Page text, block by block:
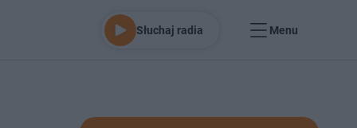
Słuchaj radia Menu